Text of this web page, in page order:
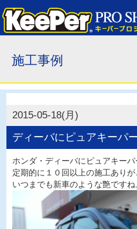
施工事例
2015-05-18(月)
ディーバにピュアキーパ
ホンダ・ディーバにピュアキーパ
定期的に１０回以上の施工ありが
いつまでも新車のような艶ですね